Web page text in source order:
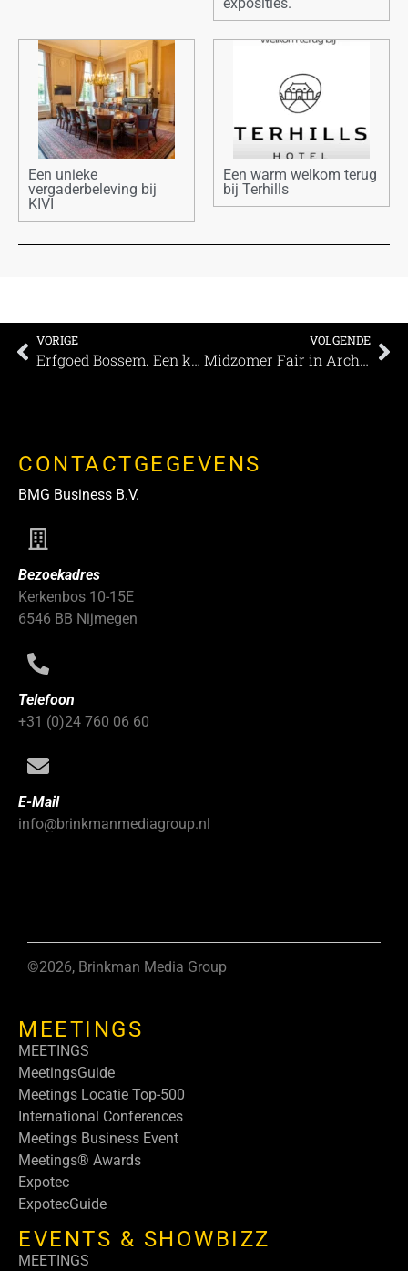
Een unieke
vergaderbeleving bij
KIVI
Een warm welkom terug
bij Terhills
VORIGE
Erfgoed Bossem. Een kringloop van ideeën
VOLGENDE
Midzomer Fair in Archeon: vier de zonnewende met historie, muziek en een vleugje fantasie
CONTACTGEGEVENS
BMG Business B.V.
Bezoekadres
Kerkenbos 10-15E
6546 BB Nijmegen
Telefoon
+31 (0)24 760 06 60
E-Mail
info@brinkmanmediagroup.nl
©2026, Brinkman Media Group
MEETINGS
MEETINGS
MeetingsGuide
Meetings Locatie Top-500
International Conferences
Meetings Business Event
Meetings® Awards
Expotec
ExpotecGuide
EVENTS & SHOWBIZZ
MEETINGS